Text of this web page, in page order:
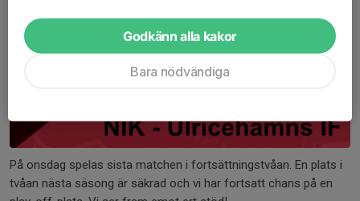
På onsdag spelas sista matchen i fortsättningstvåan. En plats i
tvåan nästa säsong är säkrad och vi har fortsatt chans på en
Godkänn alla kakor
Bara nödvändiga